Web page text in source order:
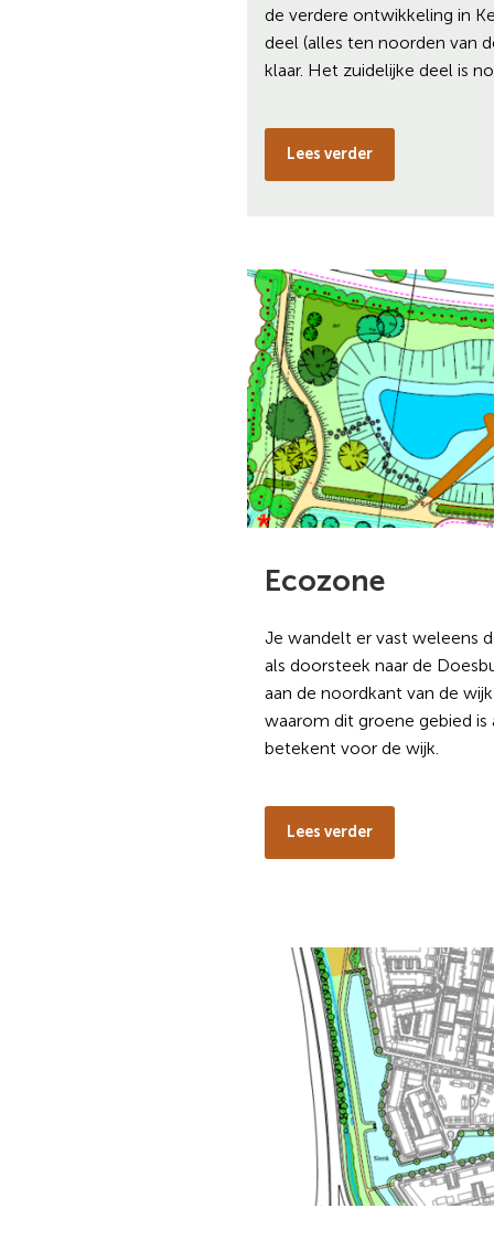
de verdere ontwikkeling in
deel (alles ten noorden van
klaar. Het zuidelijke deel is
Lees verder
Ecozone
Je wandelt er vast weleens
als doorsteek naar de
aan de noordkant van de
waarom dit groene gebied
betekent voor de wijk.
Lees verder